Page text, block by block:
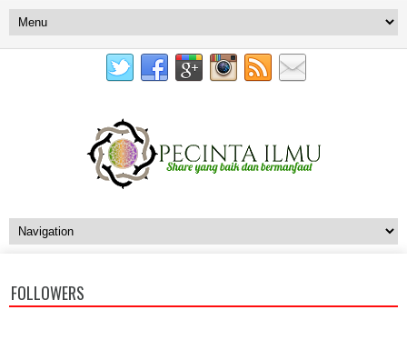
FOLLOWERS